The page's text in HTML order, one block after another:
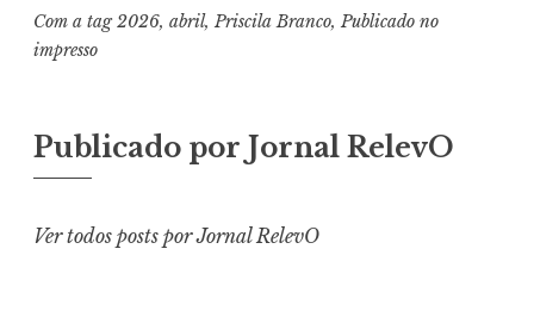
Com a tag2026, abril, Priscila Branco, Publicado no
impresso
Publicado por Jornal RelevO
Ver todos posts por Jornal RelevO